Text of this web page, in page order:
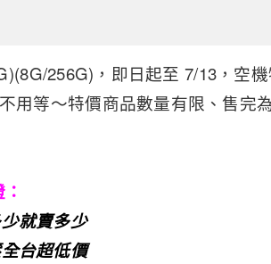
256G)，即日起至 7/13，空
用等～特價商品數量有限、售完
就賣多少
台超低價